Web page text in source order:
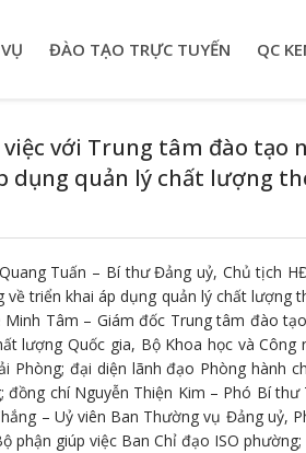
ĐÀO TẠO TRỰC TUYẾN QC
với Trung tâm đào tạo
dụng quản lý chất lượng
Tuấn – Bí thư Đảng uỷ, Chủ tịch
về triển khai áp dụng quản lý chất
Tâm – Giám đốc Trung tâm đào
lượng Quốc gia, Bộ Khoa học và
Phòng; đại diện lãnh đạo Phòng hành
đồng chí Nguyễn Thiện Kim – Phó Bí
– Uỷ viên Ban Thường vụ Đảng uỷ,
phận giúp việc Ban Chỉ đạo ISO